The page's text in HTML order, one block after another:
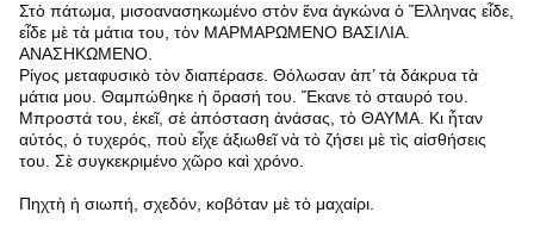
Στὸ πάτωμα, μισοανασηκωμένο στὸν ἕνα ἀγκώνα ὁ Ἕλληνας εἶδε,
εἶδε μὲ τὰ μάτια του, τὸν ΜΑΡΜΑΡΩΜΕΝΟ ΒΑΣΙΛΙΑ.
ΑΝΑΣΗΚΩΜΕΝΟ.
Ρίγος μεταφυσικὸ τὸν διαπέρασε. Θόλωσαν ἀπ’ τὰ δάκρυα τὰ
μάτια μου. Θαμπώθηκε ἡ ὅρασή του. Ἔκανε τὸ σταυρό του.
Μπροστά του, ἐκεῖ, σὲ ἀπόσταση ἀνάσας, τὸ ΘΑΥΜΑ. Κι ἦταν
αὐτός, ὁ τυχερός, ποὺ εἶχε ἀξιωθεῖ νὰ τὸ ζήσει μὲ τὶς αἰσθήσεις
του. Σὲ συγκεκριμένο χῶρο καὶ χρόνο.
Πηχτὴ ἡ σιωπή, σχεδόν, κοβόταν μὲ τὸ μαχαίρι.